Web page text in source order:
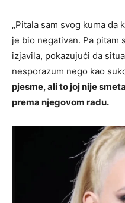
„Pitala sam svog kuma
je bio negativan. Pa pitam
izjavila, pokazujući da
nesporazum nego kao
pjesme, ali to joj nije
prema njegovom radu.